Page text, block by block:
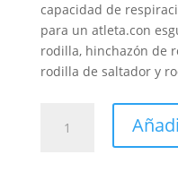
capacidad de
para un atleta.con
rodilla, hinchazón de
rodilla de saltador y
RODILLERA